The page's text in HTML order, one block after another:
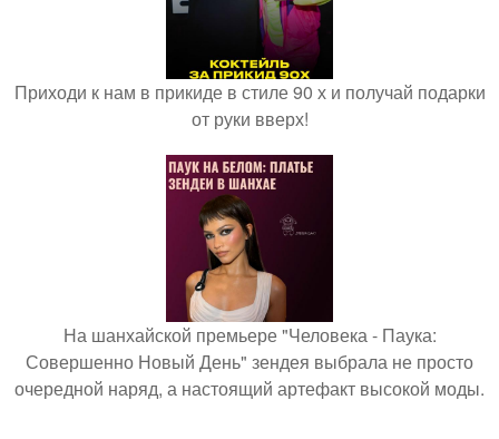
Приходи к нам в прикиде в стиле 90 х и получай подарки
от руки вверх!
На шанхайской премьере "Человека - Паука:
Совершенно Новый День" зендея выбрала не просто
очередной наряд, а настоящий артефакт высокой моды.